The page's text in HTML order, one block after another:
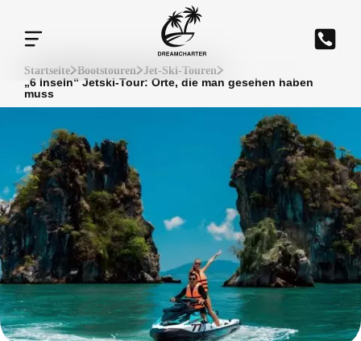
Startseite Bootstouren Jet-Ski-Touren
„6 Inseln“ Jetski-Tour: Orte, die man gesehen haben
muss